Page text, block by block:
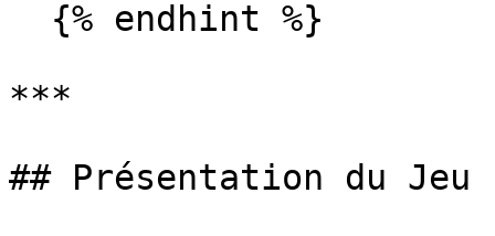
***
## Présentation du Jeu